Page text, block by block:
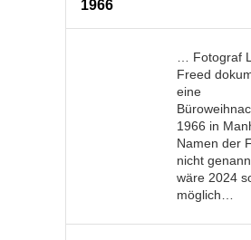
1966
… Fotograf
Freed
eine
1966 in
Namen der
nicht
wäre 2024
möglich…